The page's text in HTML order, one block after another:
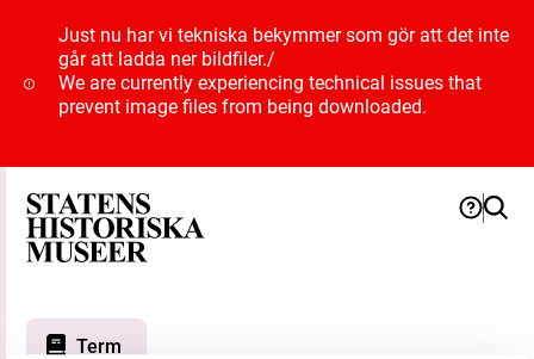
Just nu har vi tekniska bekymmer som gör att det inte
går att ladda ner bildfiler./
We are currently experiencing technical issues that
prevent image files from being downloaded.
Term